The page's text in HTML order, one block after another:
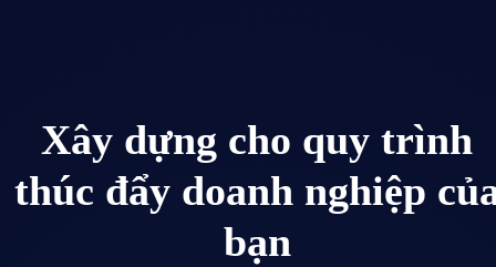
Xây dựng cho quy trình
thúc đẩy doanh nghiệp
bạn